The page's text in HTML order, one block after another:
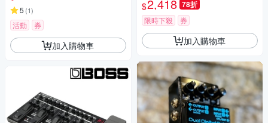
5 (1)
活動 券
加入購物車
$2,418 78折
限時下殺 券
加入購物車